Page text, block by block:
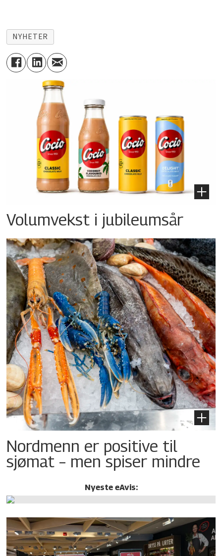
NYHETER
Volumvekst i jubileumsår
Nordmenn er positive til
sjømat – men spiser mindre
Nyeste eAvis: